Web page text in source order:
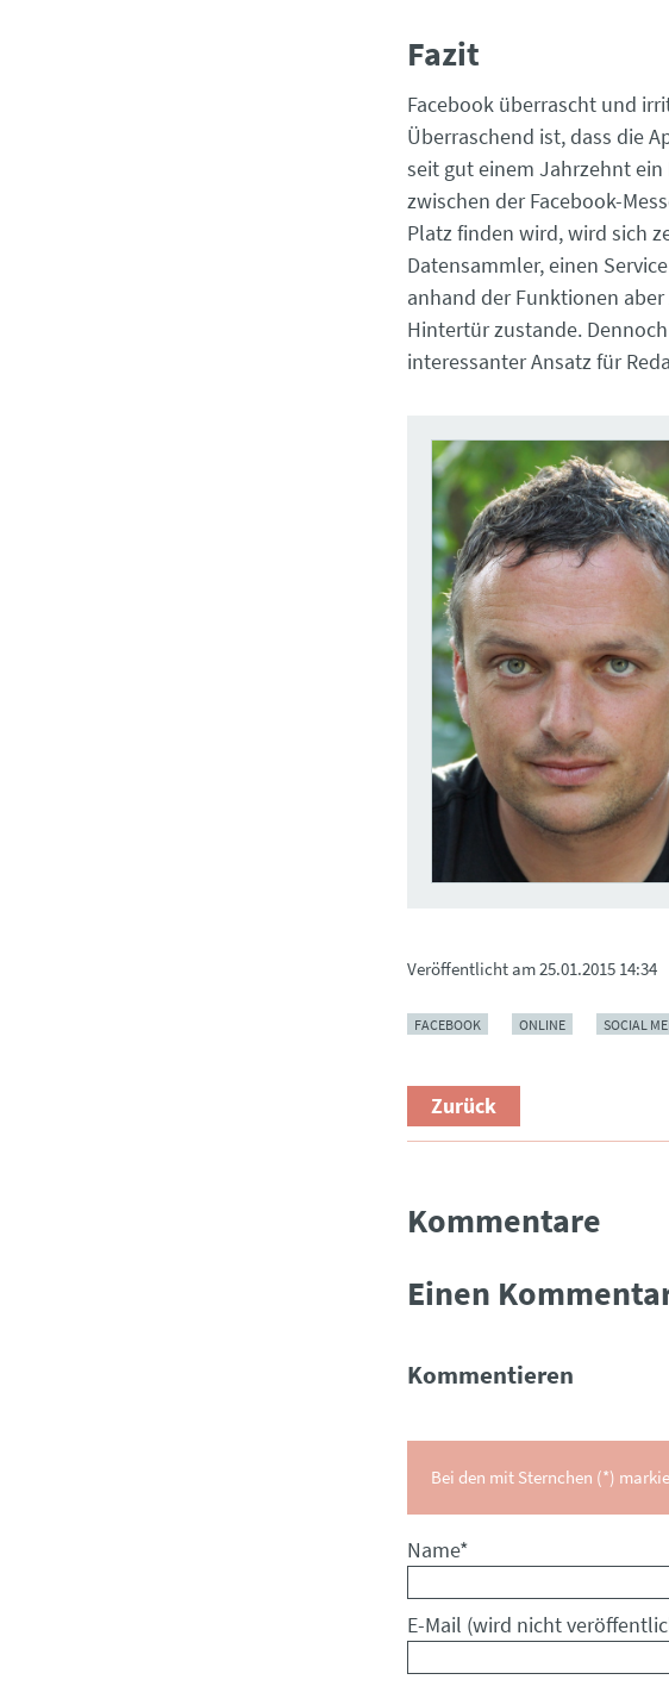
Fazit
Facebook überrascht und
Überraschend ist, dass die
seit gut einem Jahrzehnt
zwischen der Facebook-
Platz finden wird, wird sich
Datensammler, einen
anhand der Funktionen
Hintertür zustande.
interessanter Ansatz für
Veröffentlicht am25.01.2015 14:34
FACEBOOK ONLINE SOCIAL
Zurück
Kommentare
Einen
Kommentieren
Bei den mit Sternchen (*)
Pflichtfeld
Name*
Pflichtfeld
E-Mail (wird nicht